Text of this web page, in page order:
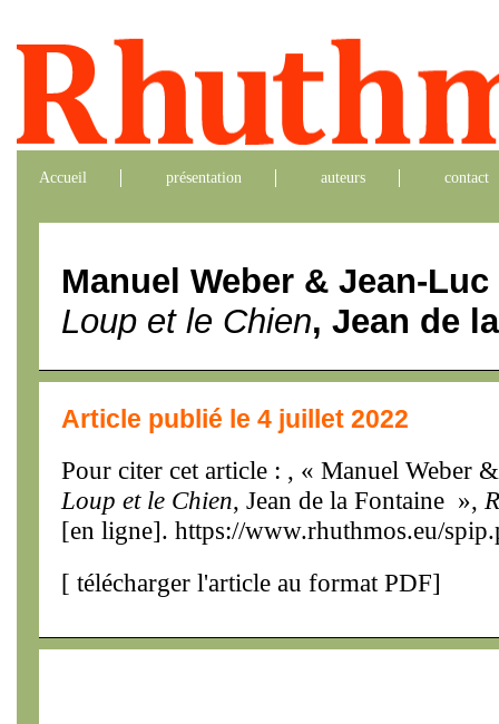
Accueil présentation auteurs contact
Manuel Weber & Jean-
Loup et le Chien, Jean de
Article publié le 4 juillet 2022
Pour citer cet article : , « Manuel Weber
Loup et le Chien, Jean de la Fontaine »,
[en ligne]. https://www.rhuthmos.eu/
[ télécharger l'article au format PDF]